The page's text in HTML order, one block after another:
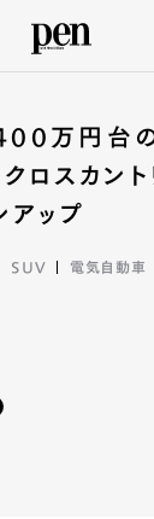
万円台の
ロスカン
アップ
SUV 電気自動車